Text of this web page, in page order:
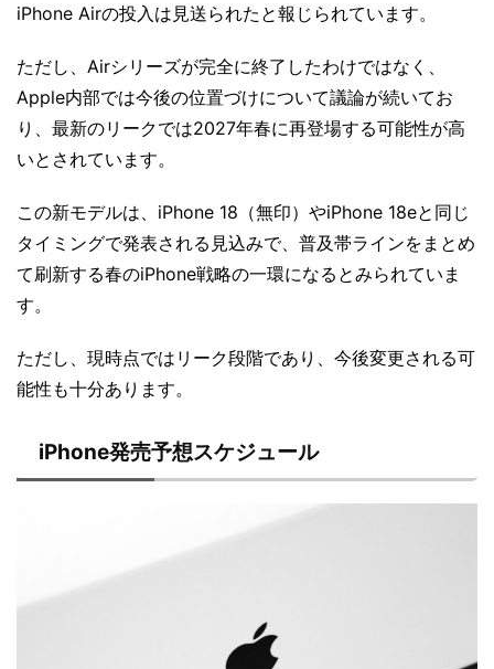
iPhone Airの投入は見送られたと報じられています。
ただし、Airシリーズが完全に終了したわけではなく、
Apple内部では今後の位置づけについて議論が続いてお
り、最新のリークでは2027年春に再登場する可能性が高
いとされています。
この新モデルは、iPhone 18（無印）やiPhone 18eと同じ
タイミングで発表される見込みで、普及帯ラインをまとめ
て刷新する春のiPhone戦略の一環になるとみられていま
す。
ただし、現時点ではリーク段階であり、今後変更される可
能性も十分あります。
iPhone発売予想スケジュール